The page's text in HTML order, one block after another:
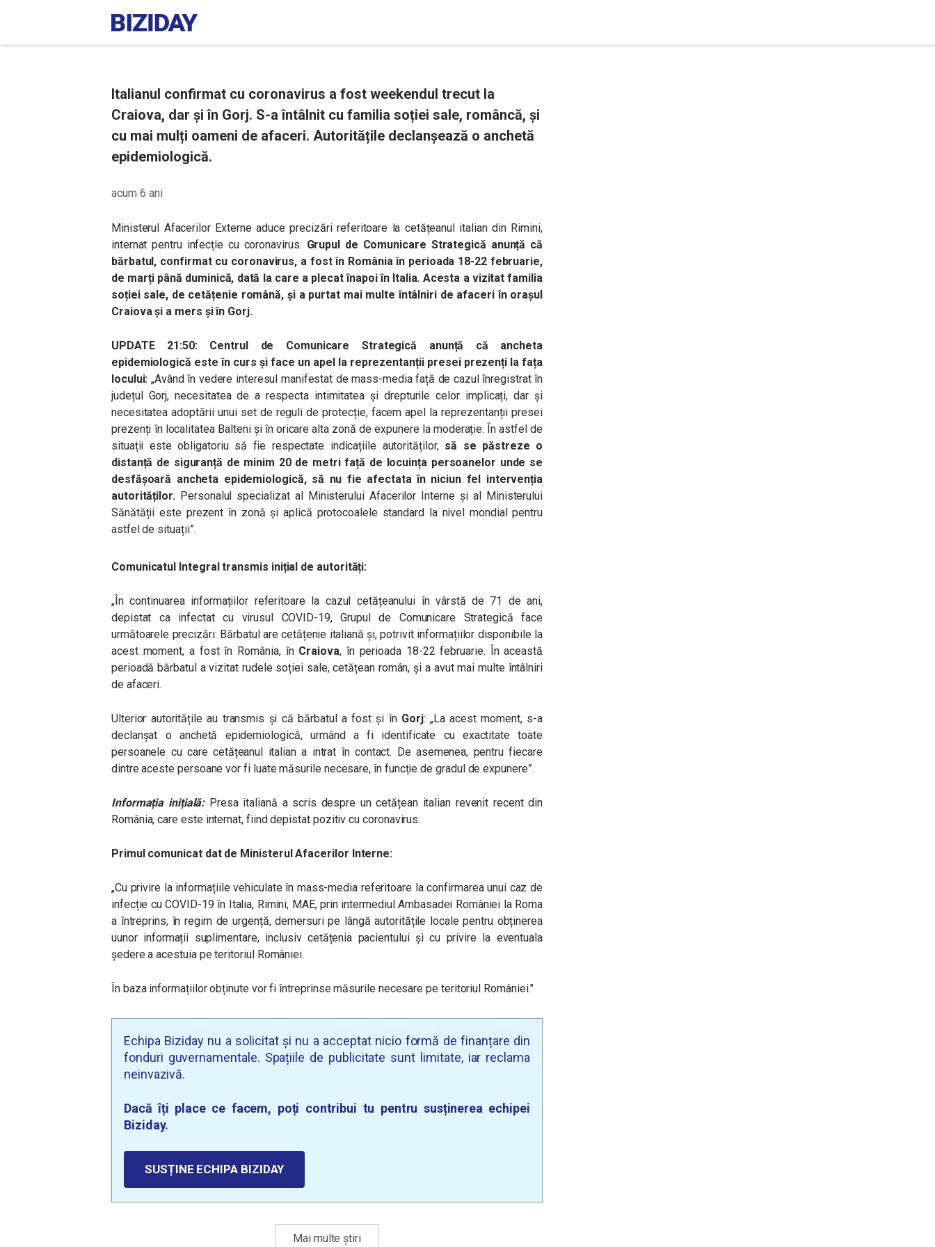
Italianul confirmat cu coronavirus a fost weekendul trecut la
Craiova, dar și în Gorj. S-a întâlnit cu familia soției sale, româncă, și
cu mai mulți oameni de afaceri. Autoritățile declanșează o anchetă
epidemiologică.
acum 6 ani
Ministerul Afacerilor Externe aduce precizări referitoare la cetățeanul italian din Rimini,
internat pentru infecție cu coronavirus. Grupul de Comunicare Strategică anunță că
bărbatul, confirmat cu coronavirus, a fost în România în perioada 18-22 februarie,
de marți până duminică, dată la care a plecat înapoi în Italia. Acesta a vizitat familia
soției sale, de cetățenie română, și a purtat mai multe întâlniri de afaceri în orașul
Craiova și a mers și în Gorj.
UPDATE 21:50: Centrul de Comunicare Strategică anunță că ancheta
epidemiologică este în curs și face un apel la reprezentanții presei prezenți la fața
locului: „Având în vedere interesul manifestat de mass-media față de cazul înregistrat în
județul Gorj, necesitatea de a respecta intimitatea și drepturile celor implicați, dar și
necesitatea adoptării unui set de reguli de protecție, facem apel la reprezentanții presei
prezenți în localitatea Balteni și în oricare alta zonă de expunere la moderație. În astfel de
situații este obligatoriu să fie respectate indicațiile autorităților,să se păstreze o
distanță de siguranță de minim 20 de metri față de locuința persoanelor unde se
desfășoară ancheta epidemiologică, să nu fie afectata în niciun fel intervenția
autorităților. Personalul specializat al Ministerului Afacerilor Interne și al Ministerului
Sănătății este prezent în zonă și aplică protocoalele standard la nivel mondial pentru
astfel de situații”.
Comunicatul Integral transmis inițial de autorități:
„În continuarea informațiilor referitoare la cazul cetățeanului în vârstă de 71 de ani,
depistat ca infectat cu virusul COVID-19, Grupul de Comunicare Strategică face
următoarele precizări: Bărbatul are cetățenie italiană și, potrivit informațiilor disponibile la
acest moment, a fost în România, în Craiova, în perioada 18-22 februarie. În această
perioadă bărbatul a vizitat rudele soției sale, cetățean român, și a avut mai multe întâlniri
de afaceri.
Ulterior autoritățile au transmis și că bărbatul a fost și în Gorj: „La acest moment, s-a
declanșat o anchetă epidemiologică, urmând a fi identificate cu exactitate toate
persoanele cu care cetățeanul italian a intrat în contact. De asemenea, pentru fiecare
dintre aceste persoane vor fi luate măsurile necesare, în funcție de gradul de expunere”.
Informația inițială: Presa italiană a scris despre un cetățean italian revenit recent din
România, care este internat, fiind depistat pozitiv cu coronavirus.
Primul comunicat dat de Ministerul Afacerilor Interne:
„Cu privire la informațiile vehiculate în mass-media referitoare la confirmarea unui caz de
infecție cu COVID-19 în Italia, Rimini, MAE, prin intermediul Ambasadei României la Roma
a întreprins, în regim de urgență, demersuri pe lângă autoritățile locale pentru obținerea
uunor informații suplimentare, inclusiv cetățenia pacientului și cu privire la eventuala
ședere a acestuia pe teritoriul României.
În baza informațiilor obținute vor fi întreprinse măsurile necesare pe teritoriul României.”
Echipa Biziday nu a solicitat și nu a acceptat nicio formă de finanțare din
fonduri guvernamentale. Spațiile de publicitate sunt limitate, iar reclama
neinvazivă.
Dacă îți place ce facem, poți contribui tu pentru susținerea echipei
Biziday.
SUSȚINE ECHIPA BIZIDAY
Mai multe știri